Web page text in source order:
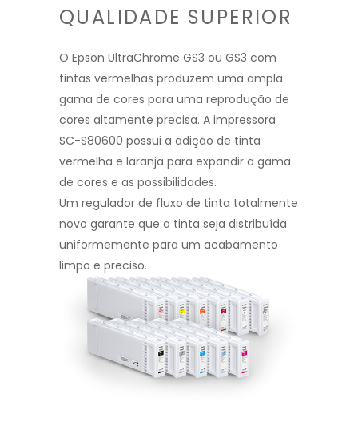
QUALIDADE SUPERIOR
O Epson UltraChrome GS3 ou GS3 com
tintas vermelhas produzem uma ampla
gama de cores para uma reprodução de
cores altamente precisa. A impressora
SC-S80600 possui a adição de tinta
vermelha e laranja para expandir a gama
de cores e as possibilidades.
Um regulador de fluxo de tinta totalmente
novo garante que a tinta seja distribuída
uniformemente para um acabamento
limpo e preciso.